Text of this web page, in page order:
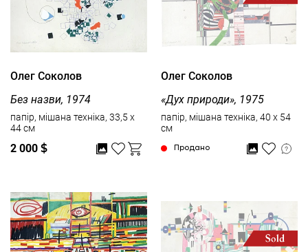
Олег Соколов
Без назви, 1974
папір, мішана техніка, 33,5 x
44 см
2 000 $
Олег Соколов
«Дух природи», 1975
папір, мішана техніка, 40 x 54
см
Продано